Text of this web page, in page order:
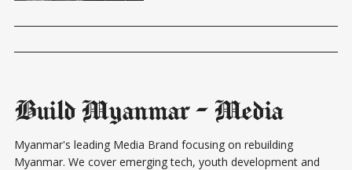
Build Myanmar - Media
Myanmar's leading Media Brand focusing on rebuilding
Myanmar. We cover emerging tech, youth development and